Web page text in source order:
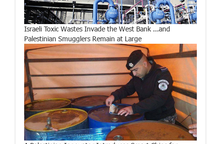
Israeli Toxic Wastes Invade the West Bank ...and
Palestinian Smugglers Remain at Large